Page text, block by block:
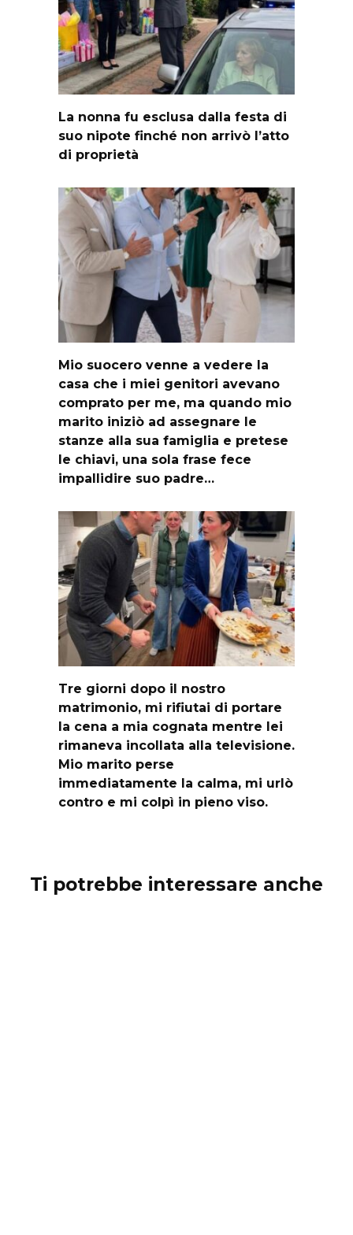
La nonna fu esclusa dalla festa di
suo nipote finché non arrivò l’atto
di proprietà
Mio suocero venne a vedere la
casa che i miei genitori avevano
comprato per me, ma quando mio
marito iniziò ad assegnare le
stanze alla sua famiglia e pretese
le chiavi, una sola frase fece
impallidire suo padre…
Tre giorni dopo il nostro
matrimonio, mi rifiutai di portare
la cena a mia cognata mentre lei
rimaneva incollata alla televisione.
Mio marito perse
immediatamente la calma, mi urlò
contro e mi colpì in pieno viso.
Ti potrebbe interessare anche